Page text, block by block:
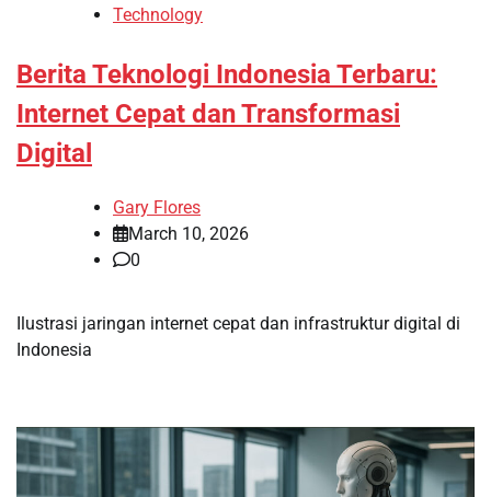
Technology
Berita Teknologi Indonesia Terbaru:
Internet Cepat dan Transformasi
Digital
Gary Flores
March 10, 2026
0
Ilustrasi jaringan internet cepat dan infrastruktur digital di
Indonesia